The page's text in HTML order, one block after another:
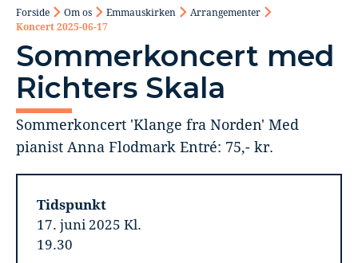
Forside Om os Emmauskirken
Arrangementer
Koncert 2025-06-17
Sommerkoncert med
Richters Skala
Sommerkoncert 'Klange fra Norden' Med
pianist Anna Flodmark Entré: 75,- kr.
Tidspunkt
17. juni 2025 Kl.
19.30